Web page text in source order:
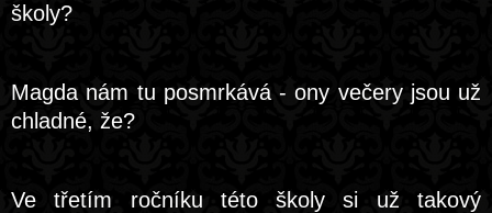
školy?
Magda nám tu posmrkává - ony večery jsou už
chladné, že?
Ve třetím ročníku této školy si už takový